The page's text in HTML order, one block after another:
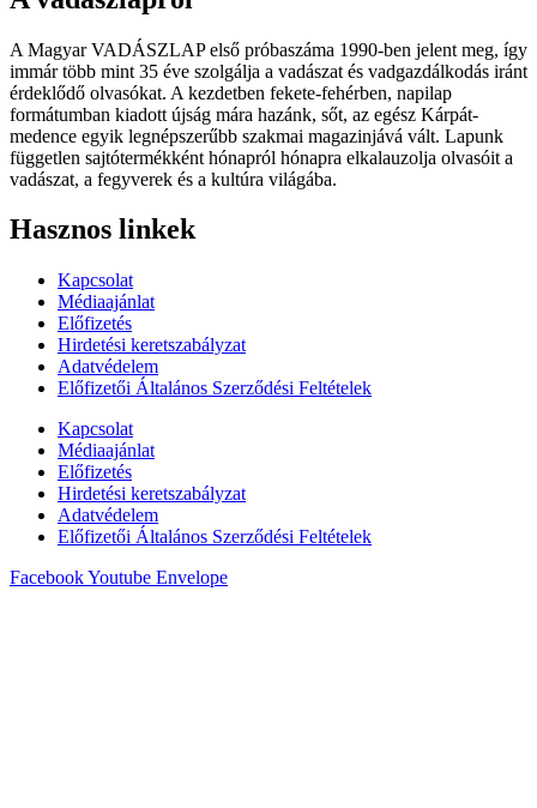
A Magyar VADÁSZLAP első próbaszáma 1990-ben jelent meg, így
immár több mint 35 éve szolgálja a vadászat és vadgazdálkodás iránt
érdeklődő olvasókat. A kezdetben fekete-fehérben, napilap
formátumban kiadott újság mára hazánk, sőt, az egész Kárpát-
medence egyik legnépszerűbb szakmai magazinjává vált. Lapunk
független sajtótermékként hónapról hónapra elkalauzolja olvasóit a
vadászat, a fegyverek és a kultúra világába.
Hasznos linkek
Kapcsolat
Médiaajánlat
Előfizetés
Hirdetési keretszabályzat
Adatvédelem
Előfizetői Általános Szerződési Feltételek
Kapcsolat
Médiaajánlat
Előfizetés
Hirdetési keretszabályzat
Adatvédelem
Előfizetői Általános Szerződési Feltételek
FacebookYoutube Envelope